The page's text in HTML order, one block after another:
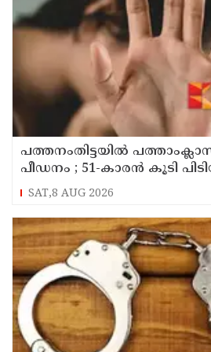
പത്തനംതിട്ടയിൽ
പീഡനം ; 51-കാരൻ കൂടി
SAT,8 AUG 2026